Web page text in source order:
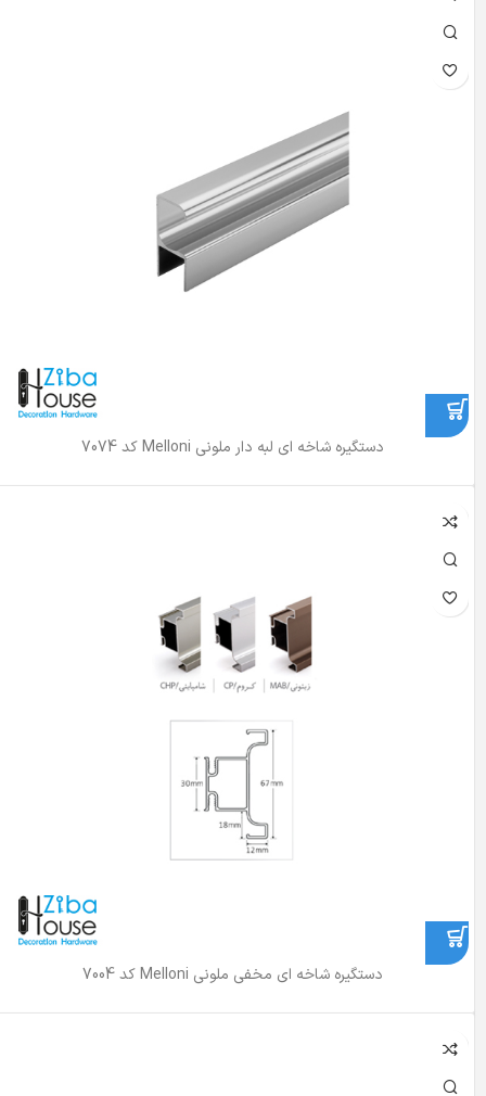
دستگیره شاخه ای لبه دار ملونی Melloni کد 7074
دستگیره شاخه ای مخفی ملونی Melloni کد 7004